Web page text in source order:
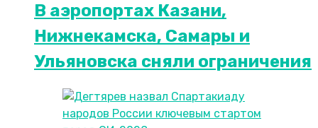
В аэропортах Казани,
Нижнекамска, Самары и
Ульяновска сняли ограничения